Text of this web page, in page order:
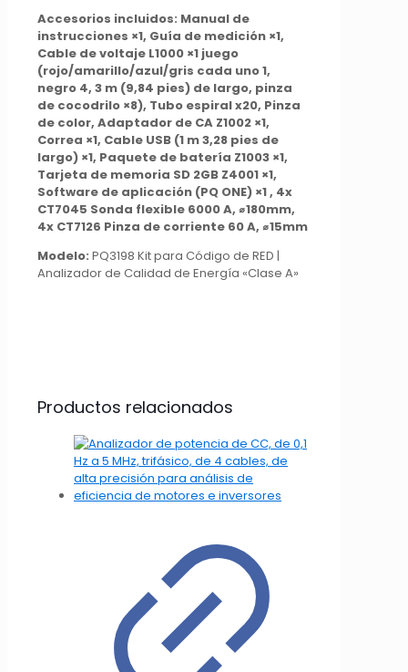
Accesorios incluidos: Manual de
instrucciones ×1, Guía de medición ×1,
Cable de voltaje L1000 ×1 juego
(rojo/amarillo/azul/gris cada uno 1,
negro 4, 3 m (9,84 pies) de largo, pinza
de cocodrilo ×8), Tubo espiral x20, Pinza
de color, Adaptador de CA Z1002 ×1,
Correa ×1, Cable USB (1 m 3,28 pies de
largo) ×1, Paquete de batería Z1003 ×1,
Tarjeta de memoria SD 2GB Z4001 ×1,
Software de aplicación (PQ ONE) ×1 , 4x
CT7045 Sonda flexible 6000 A, ⌀180mm,
4x CT7126 Pinza de corriente 60 A, ⌀15mm
Modelo: PQ3198 Kit para Código de RED |
Analizador de Calidad de Energía «Clase A»
Productos relacionados